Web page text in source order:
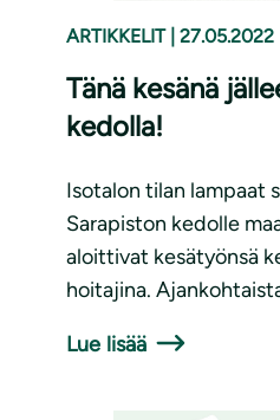
ARTIKKELIT 27.05.2022
Tänä kesänä
kedolla!
Isotalon tilan lampaat
Sarapiston kedolle
aloittivat kesätyönsä
hoitajina.
Lue lisää